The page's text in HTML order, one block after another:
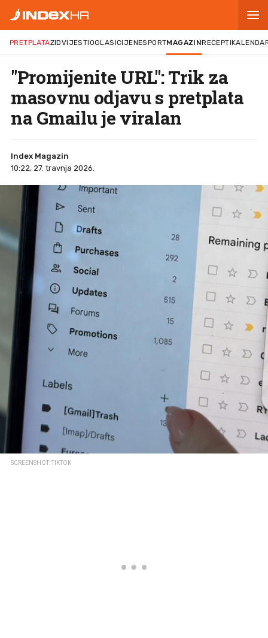
PRETPLATAZIDVIJESTIOGLASICIJENESPORTMAGAZINRECEPTI
"Promijenite URL": Trik za
masovnu odjavu s pretplata
na Gmailu je viralan
Index Magazin
10:22, 27. travnja 2026.
SCREENSHOT: TIKTOK